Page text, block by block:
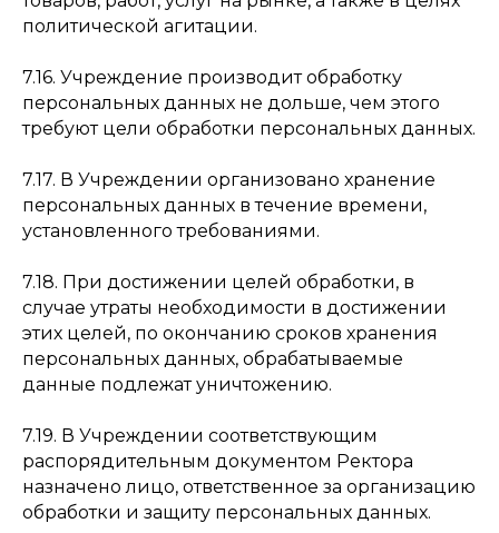
политической агитации.
7.16. Учреждение производит обработку
персональных данных не дольше, чем этого
требуют цели обработки персональных данных.
7.17. В Учреждении организовано хранение
персональных данных в течение времени,
установленного требованиями.
7.18. При достижении целей обработки, в
случае утраты необходимости в достижении
этих целей, по окончанию сроков хранения
персональных данных, обрабатываемые
данные подлежат уничтожению.
7.19. В Учреждении соответствующим
распорядительным документом Ректора
назначено лицо, ответственное за организацию
обработки и защиту персональных данных.